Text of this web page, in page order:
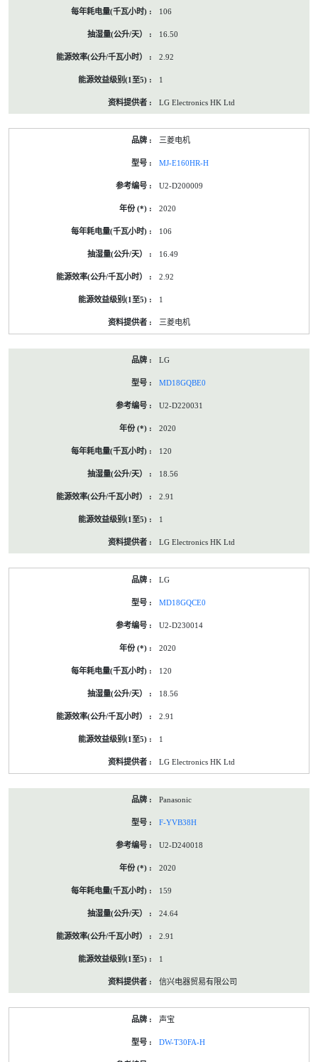
106
16.50
2.92
1
LG Electronics HK Ltd
三菱电机
MJ-E160HR-H
U2-D200009
2020
106
16.49
2.92
1
三菱电机
LG
MD18GQBE0
U2-D220031
2020
120
18.56
2.91
1
LG Electronics HK Ltd
LG
MD18GQCE0
U2-D230014
2020
120
18.56
2.91
1
LG Electronics HK Ltd
Panasonic
F-YVB38H
U2-D240018
2020
159
24.64
2.91
1
信兴电器贸易有限公司
声宝
DW-T30FA-H